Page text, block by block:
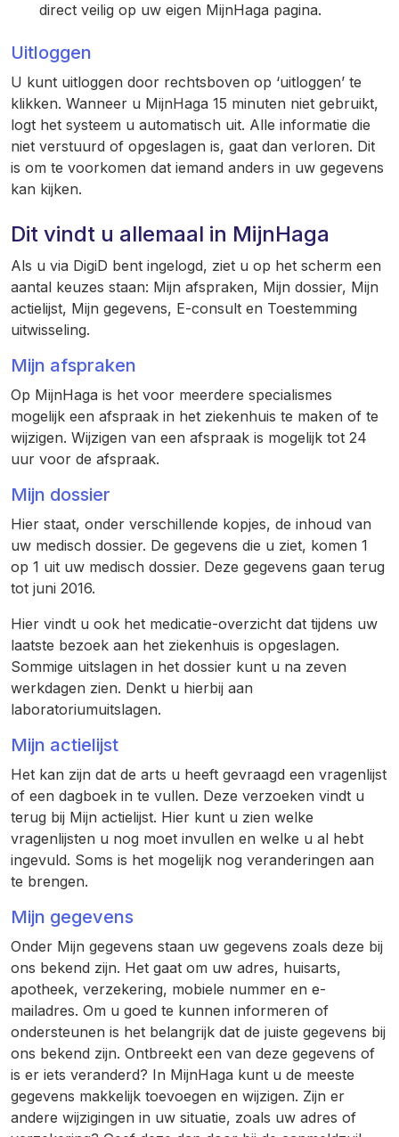
direct veilig op uw eigen MijnHaga pagina.
Uitloggen
U kunt uitloggen door rechtsboven op ‘uitloggen’ te
klikken. Wanneer u MijnHaga 15 minuten niet gebruikt,
logt het systeem u automatisch uit. Alle informatie die
niet verstuurd of opgeslagen is, gaat dan verloren. Dit
is om te voorkomen dat iemand anders in uw gegevens
kan kijken.
Dit vindt u allemaal in MijnHaga
Als u via DigiD bent ingelogd, ziet u op het scherm een
aantal keuzes staan: Mijn afspraken, Mijn dossier, Mijn
actielijst, Mijn gegevens, E-consult en Toestemming
uitwisseling.
Mijn afspraken
Op MijnHaga is het voor meerdere specialismes
mogelijk een afspraak in het ziekenhuis te maken of te
wijzigen. Wijzigen van een afspraak is mogelijk tot 24
uur voor de afspraak.
Mijn dossier
Hier staat, onder verschillende kopjes, de inhoud van
uw medisch dossier. De gegevens die u ziet, komen 1
op 1 uit uw medisch dossier. Deze gegevens gaan terug
tot juni 2016.
Hier vindt u ook het medicatie-overzicht dat tijdens uw
laatste bezoek aan het ziekenhuis is opgeslagen.
Sommige uitslagen in het dossier kunt u na zeven
werkdagen zien. Denkt u hierbij aan
laboratoriumuitslagen.
Mijn actielijst
Het kan zijn dat de arts u heeft gevraagd een vragenlijst
of een dagboek in te vullen. Deze verzoeken vindt u
terug bij Mijn actielijst. Hier kunt u zien welke
vragenlijsten u nog moet invullen en welke u al hebt
ingevuld. Soms is het mogelijk nog veranderingen aan
te brengen.
Mijn gegevens
Onder Mijn gegevens staan uw gegevens zoals deze bij
ons bekend zijn. Het gaat om uw adres, huisarts,
apotheek, verzekering, mobiele nummer en e-
mailadres. Om u goed te kunnen informeren of
ondersteunen is het belangrijk dat de juiste gegevens bij
ons bekend zijn. Ontbreekt een van deze gegevens of
is er iets veranderd? In MijnHaga kunt u de meeste
gegevens makkelijk toevoegen en wijzigen. Zijn er
andere wijzigingen in uw situatie, zoals uw adres of